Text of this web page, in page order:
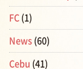
FC (1)
News (60)
Cebu (41)